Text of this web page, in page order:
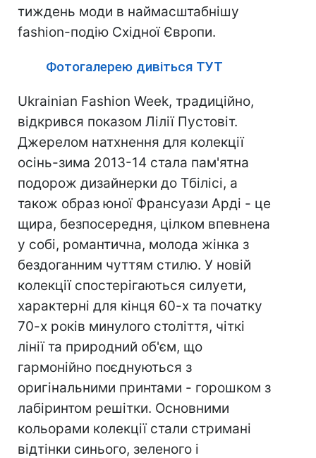
тиждень моди в наймасштабнішу
fashion-подію Східної Європи.
Фотогалерею дивіться ТУТ
Ukrainian Fashion Week, традиційно,
відкрився показом Лілії Пустовіт.
Джерелом натхнення для колекції
осінь-зима 2013-14 стала пам'ятна
подорож дизайнерки до Тбілісі, а
також образ юної Франсуази Арді - це
щира, безпосередня, цілком впевнена
у собі, романтична, молода жінка з
бездоганним чуттям стилю. У новій
колекції спостерігаються силуети,
характерні для кінця 60-х та початку
70-х років минулого століття, чіткі
лінії та природний об'єм, що
гармонійно поєднуються з
оригінальними принтами - горошком з
лабіринтом решітки. Основними
кольорами колекції стали стримані
відтінки синього, зеленого і